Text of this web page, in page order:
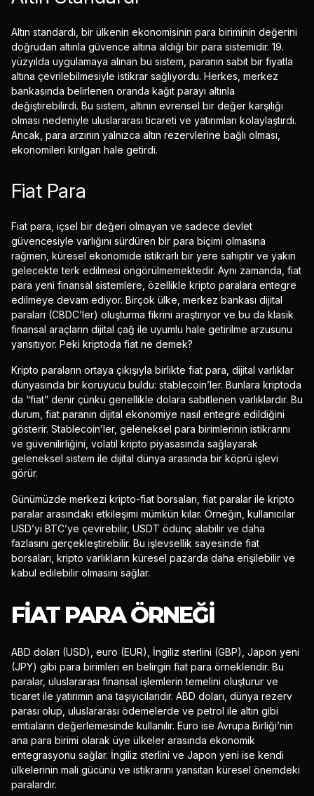
Altın standardı, bir ülkenin ekonomisinin para biriminin değerini
doğrudan altınla güvence altına aldığı bir para sistemidir. 19.
yüzyılda uygulamaya alınan bu sistem, paranın sabit bir fiyatla
altına çevrilebilmesiyle istikrar sağlıyordu. Herkes, merkez
bankasında belirlenen oranda kağıt parayı altınla
değiştirebilirdi. Bu sistem, altının evrensel bir değer karşılığı
olması nedeniyle uluslararası ticareti ve yatırımları kolaylaştırdı.
Ancak, para arzının yalnızca altın rezervlerine bağlı olması,
ekonomileri kırılgan hale getirdi.
Fiat Para
Fiat para, içsel bir değeri olmayan ve sadece devlet
güvencesiyle varlığını sürdüren bir para biçimi olmasına
rağmen, küresel ekonomide istikrarlı bir yere sahiptir ve yakın
gelecekte terk edilmesi öngörülmemektedir. Aynı zamanda, fiat
para yeni finansal sistemlere, özellikle kripto paralara entegre
edilmeye devam ediyor. Birçok ülke, merkez bankası dijital
paraları (CBDC’ler) oluşturma fikrini araştırıyor ve bu da klasik
finansal araçların dijital çağ ile uyumlu hale getirilme arzusunu
yansıtıyor. Peki kriptoda fiat ne demek?
Kripto paraların ortaya çıkışıyla birlikte fiat para, dijital varlıklar
dünyasında bir koruyucu buldu: stablecoin’ler. Bunlara kriptoda
da “fiat” denir çünkü genellikle dolara sabitlenen varlıklardır. Bu
durum, fiat paranın dijital ekonomiye nasıl entegre edildiğini
gösterir. Stablecoin’ler, geleneksel para birimlerinin istikrarını
ve güvenilirliğini, volatil kripto piyasasında sağlayarak
geleneksel sistem ile dijital dünya arasında bir köprü işlevi
görür.
Günümüzde merkezi kripto-fiat borsaları, fiat paralar ile kripto
paralar arasındaki etkileşimi mümkün kılar. Örneğin, kullanıcılar
USD’yi BTC’ye çevirebilir, USDT ödünç alabilir ve daha
fazlasını gerçekleştirebilir. Bu işlevsellik sayesinde fiat
borsaları, kripto varlıkların küresel pazarda daha erişilebilir ve
kabul edilebilir olmasını sağlar.
FIAT PARA ÖRNEĞI
ABD doları (USD), euro (EUR), İngiliz sterlini (GBP), Japon yeni
(JPY) gibi para birimleri en belirgin fiat para örnekleridir. Bu
paralar, uluslararası finansal işlemlerin temelini oluşturur ve
ticaret ile yatırımın ana taşıyıcılarıdır. ABD doları, dünya rezerv
parası olup, uluslararası ödemelerde ve petrol ile altın gibi
emtiaların değerlemesinde kullanılır. Euro ise Avrupa Birliği’nin
ana para birimi olarak üye ülkeler arasında ekonomik
entegrasyonu sağlar. İngiliz sterlini ve Japon yeni ise kendi
ülkelerinin mali gücünü ve istikrarını yansıtan küresel önemdeki
paralardır.